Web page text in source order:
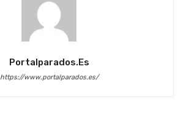
Portalparados.es
https://www.portalparados.es/